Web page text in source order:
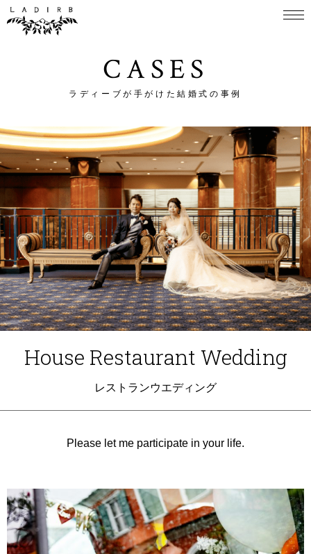
CASES
ラディーブが手がけた結婚式の事例
House Restaurant Wedding
レストランウエディング
Please let me participate in your life.